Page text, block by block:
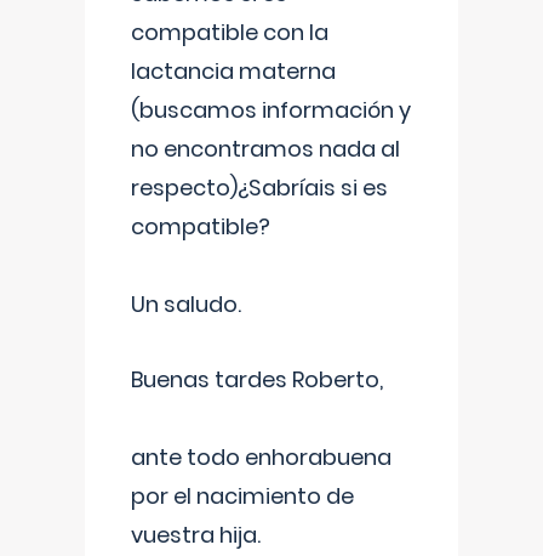
compatible con la
lactancia materna
(buscamos información y
no encontramos nada al
respecto)¿Sabríais si es
compatible?
Un saludo.
Buenas tardes Roberto,
ante todo enhorabuena
por el nacimiento de
vuestra hija.